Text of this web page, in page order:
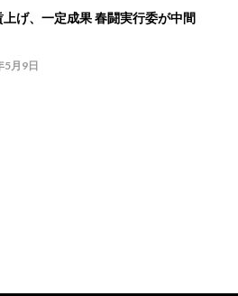
上げ、一定成果 春闘実行委が中間
5月9日